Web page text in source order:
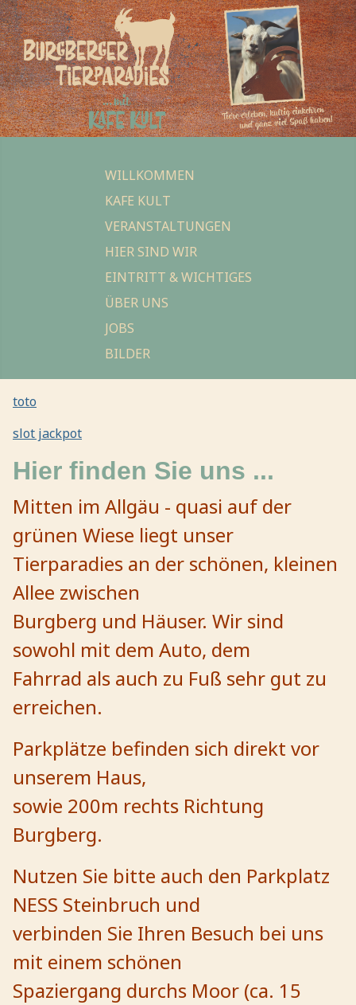
WILLKOMMEN
KAFE KULT
VERANSTALTUNGEN
HIER SIND WIR
EINTRITT & WICHTIGES
ÜBER UNS
JOBS
BILDER
toto
slot jackpot
Hier finden Sie uns ...
Mitten im Allgäu - quasi auf der
grünen Wiese liegt unser
Tierparadies an der schönen, kleinen
Allee zwischen
Burgberg und Häuser. Wir sind
sowohl mit dem Auto, dem
Fahrrad als auch zu Fuß sehr gut zu
erreichen.
Parkplätze befinden sich direkt vor
unserem Haus,
sowie 200m rechts Richtung
Burgberg.
Nutzen Sie bitte auch den Parkplatz
NESS Steinbruch und
verbinden Sie Ihren Besuch bei uns
mit einem schönen
Spaziergang durchs Moor (ca. 15